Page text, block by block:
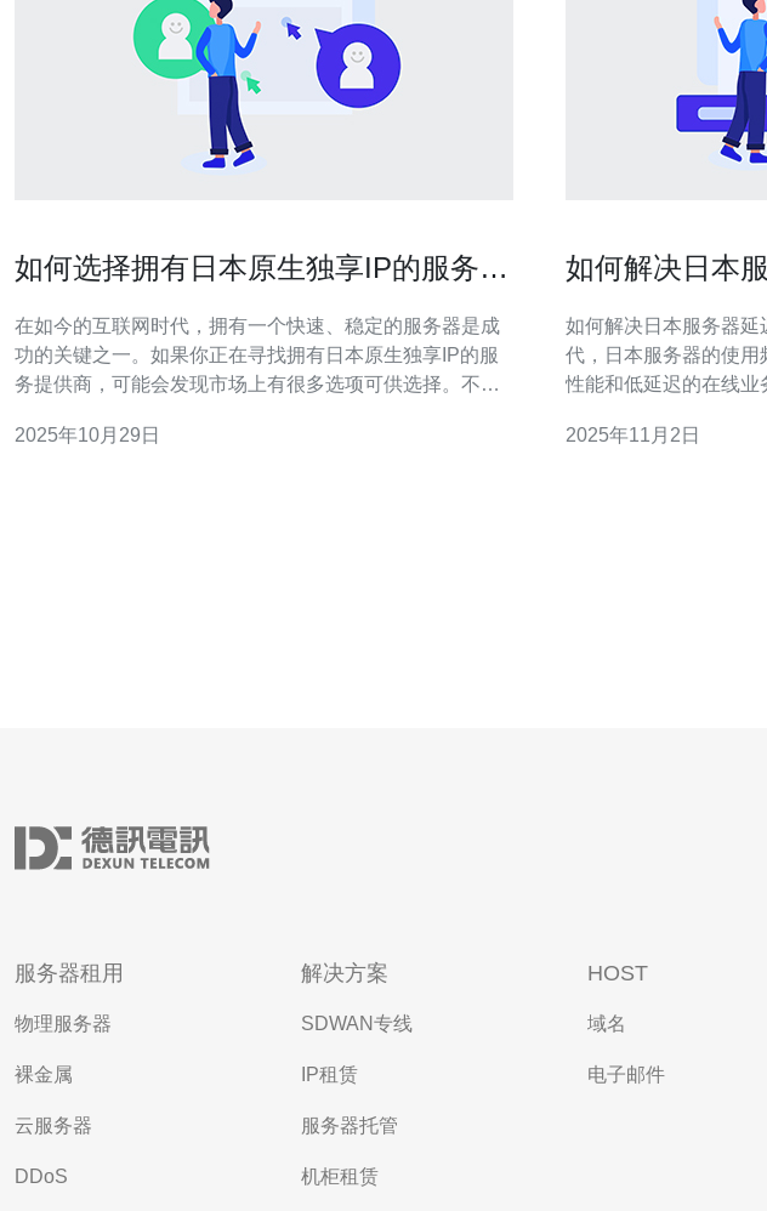
如何选择拥有日本原生独享IP的服务提
在如今的互联网时代，拥有一个快速、稳定的服务器是成
功的关键之一。如果你正在寻找拥有日本原生独享IP的服
务提供商，可能会发现市场上有很多选项可供选择。不同
文章中，我们将对日本原生独享IP服务提供商进行详尽的
2025年10月29日
如何解决日本
如何解决日本服务器延迟严重的问
代，日本服务器的使用
性能和低延迟的在线业
失。因此，了解如何有
2025年11月2日
服务器租用
物理服务器
裸金属
云服务器
DDoS
解决方案
SDWAN专线
IP租赁
服务器托管
机柜租赁
HOST
域名
电子邮件